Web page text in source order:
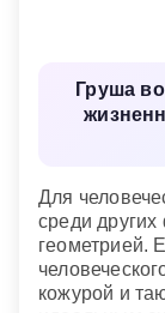
семейные
—
сломаете
Вы
из ваших
Если вам
дерево
—
заняться
жизни.
Груша
Для
среди других
геометрией.
кожурой и